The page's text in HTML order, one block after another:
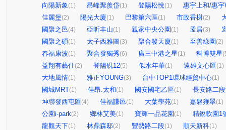
向陽新象(1) 昂峰聚羨岱(1) 登陽松悅(1)
惠宇上和/惠宇
佳麗堡(2) 陽光大廈(1) 巴黎第六區(1) 市政香榭(2)
國聚之邑(4) 亞昕丰山(1) 親家中央公園 (1) 孟居(3)
國聚之碩(1) 太子西雅圖 (3) 聚合發天廈(1) 至善綠園 (2)
春福康波(1) 聚合發獨秀(6) 廣三中港之星(1) 科博雙星
益翔有藝仕(2) 登陽硯12(5) 似水年華(1) 遠雄文心匯(1)
大地風情(1) 雅正YOUNG(3) 台中TOP1環球經貿中心(1)
國城MRT(1) 佳昂.太和(1) 國安國宅乙區(1)
長安路二
坤聯發西屯匯(4) 佳福謙邑(1) 大葉學苑(1) 嘉磐雍翠(1)
公園i-park(2) 鄉林艾美(1) 寶輝一品花園 (1)
精銳軟園1
龍觀天下(1) 林鼎森邸(2) 豐勢路二段(1) 順天新科(1)